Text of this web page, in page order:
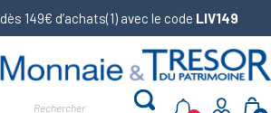
dès 149€ d’achats(1) avec le code LIV149